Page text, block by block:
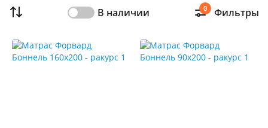
В наличии Фильтры
0
Распродажа
мебели